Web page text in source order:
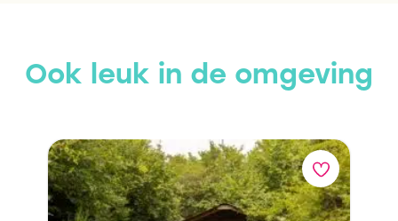
Ook leuk in de omgeving